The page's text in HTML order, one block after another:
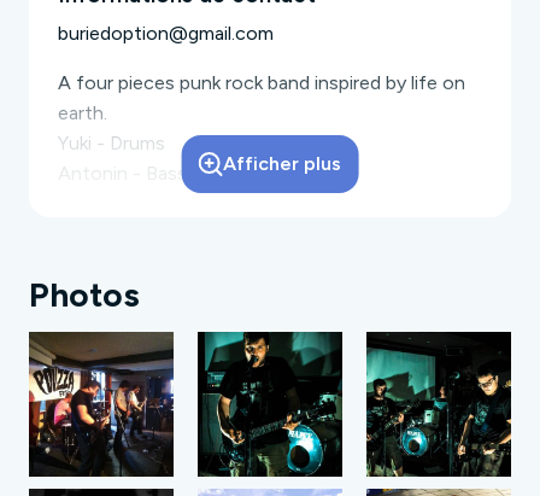
buriedoption@gmail.com
A four pieces punk rock band inspired by life on
earth.
Yuki - Drums
Antonin - Bass
Afficher plus
Photos